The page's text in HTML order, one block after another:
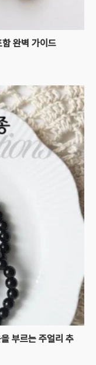
완벽 가이드
부르는 주얼리 추